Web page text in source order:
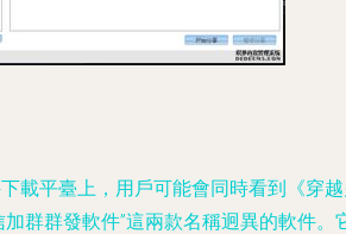
載平臺上，用戶可能會同時看到《穿
加群群發軟件”這兩款名稱迥異的軟件。